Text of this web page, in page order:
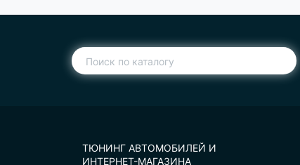
ТЮНИНГ АВТОМОБИЛЕЙ И
ИНТЕРНЕТ-МАГАЗИНА